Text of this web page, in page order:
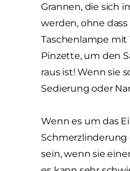
Grannen, die sich
werden, ohne
Taschenlampe
Pinzette, um den
raus ist! Wenn sie
Sedierung oder
Wenn es um das
Schmerzlinderung
sein, wenn sie